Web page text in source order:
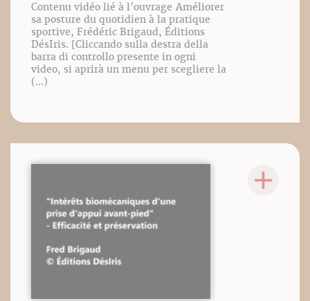
Contenu vidéo lié à l’ouvrage Améliorer
sa posture du quotidien à la pratique
sportive, Frédéric Brigaud, Éditions
DésIris. [Cliccando sulla destra della
barra di controllo presente in ogni
video, si aprirà un menu per scegliere la
(...)